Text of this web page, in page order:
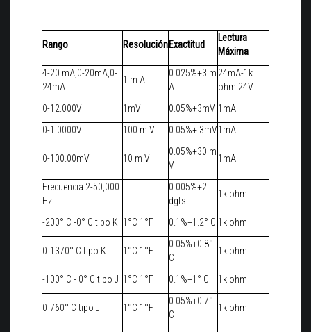
Rango ResoluciónExactitud
Lectura
Máxima
4-20 mA,0-20mA,0-
24mA
1 m A
0.025%+3 m
A
24mA-1k
ohm 24V
0-12.000V
1mV 0.05%+3mV 1mA
0-1.0000V
100 m V 0.05%+.3mV1mA
0-100.00mV 10 m V
0.05%+30 m
V
1mA
Frecuencia 2-50,000
Hz
0.005%+2
dgts
1k ohm
-200° C -0° C tipo K 1°C 1°F 0.1%+1.2° C 1k ohm
0-1370° C tipo K 1°C 1°F
0.05%+0.8°
C
1k ohm
-100° C - 0° C tipo J 1°C 1°F 0.1%+1° C 1k ohm
0-760° C tipo J 1°C 1°F
0.05%+0.7°
C
1k ohm